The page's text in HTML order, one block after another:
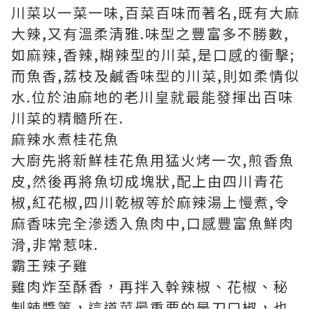
川菜以一菜一味,百菜百味而著名,既有大麻
大辣,又有溫柔清雅.味型之豐富多不勝數,
如麻辣,香辣,糊辣型的川菜,是口感的衝擊;
而魚香,荔枝及鹹香味型的川菜,則如柔情似
水.位於油麻地的老川皇就最能發揮出百味
川菜的精髓所在.
麻辣水煮桂花魚
大廚先將新鮮桂花魚用猛火烤一次,煎香魚
皮,然後再將魚切成塊狀,配上由四川青花
椒,紅花椒,四川乾椒等於麻辣湯上慢煮,令
麻香味完全滲透入魚肉中,口感豐富魚鮮肉
滑,非常惹味.
霸王辣子雞
雞肉炸至酥香，再拌入幹辣椒、花椒、秘